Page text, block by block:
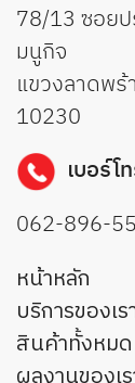
78/13 ซอยป
มนูกิจ
แขวงลาดพร้
10230
เบอร์โ
062-896-
หน้าหลัก
บริการของเร
สินค้าทั้งหมด